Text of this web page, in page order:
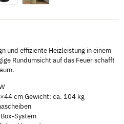
und effiziente Heizleistung in einem
Rundumsicht auf das Feuer schafft
cm Gewicht: ca. 104 kg
System